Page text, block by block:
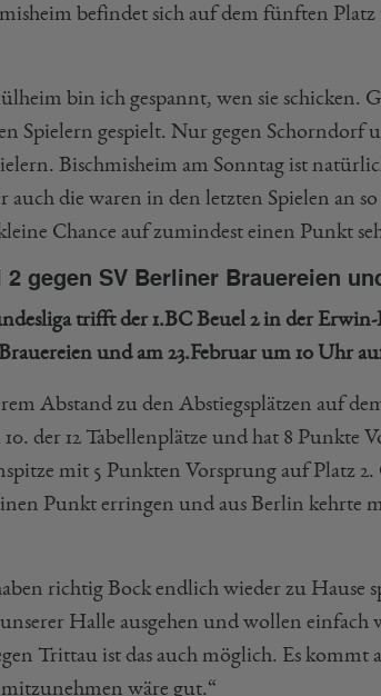
befindet sich auf dem fünften Platz
bin ich gespannt, wen sie schicken.
Spielern gespielt. Nur gegen Schorndorf
Bischmisheim am Sonntag ist
die waren in den letzten Spielen an
Chance auf zumindest einen Punkt
gegen SV Berliner Brauereien
trifft der 1.BC Beuel 2 in der
und am 23.Februar um 10 Uhr
Abstand zu den Abstiegsplätzen auf
der 12 Tabellenplätze und hat 8 Punkte
mit 5 Punkten Vorsprung auf Platz 2.
Punkt erringen und aus Berlin kehrte
richtig Bock endlich wieder zu Hause
Halle ausgehen und wollen einfach
Trittau ist das auch möglich. Es kommt
wäre gut.“